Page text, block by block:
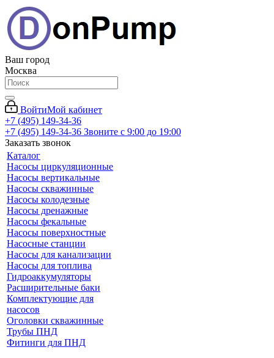
Ваш город
Москва
ВойтиМой кабинет
+7 (495) 149-34-36
+7 (495) 149-34-36 Звоните с 9:00 до 19:00
Заказать звонок
Каталог
Насосы циркуляционные
Насосы вертикальные
Насосы скважинные
Насосы колодезные
Насосы дренажные
Насосы фекальные
Насосы поверхностные
Насосные станции
Насосы для канализации
Насосы для топлива
Гидроаккумуляторы
Расширительные баки
Комплектующие для
насосов
Оголовки скважинные
Трубы ПНД
Фитинги для ПНД